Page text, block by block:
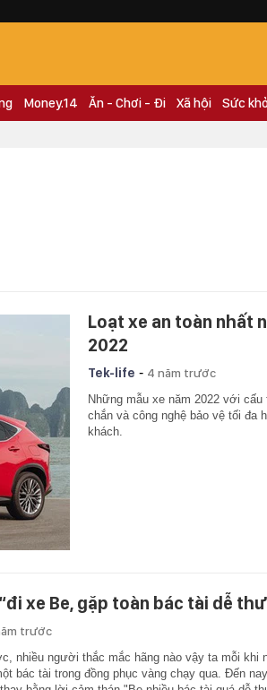
Money.14 Ăn - Chơi - Đi Xã hội Sức
Loạt xe an toàn nhất
2022
Tek-life - 4 năm trước
Những mẫu xe năm 2022 với cấu
chắn và công nghệ bảo vệ tối đa
khách.
xe Be, gặp toàn bác tài dễ
trước
nhiều người thắc mắc hãng nào vậy ta mỗi khi
bác tài trong đồng phục vàng chạy qua. Đến